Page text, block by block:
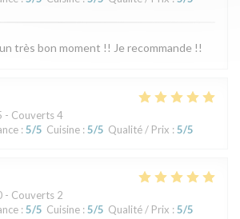
très bon moment !! Je recommande !!
- Couverts 4
: 5/5 Cuisine : 5/5 Qualité / Prix : 5/5
- Couverts 2
: 5/5 Cuisine : 5/5 Qualité / Prix : 5/5